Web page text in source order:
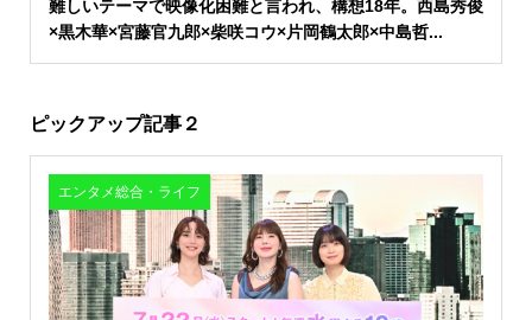
難しいテーマで映像化困難と言われ、構想18年。西島秀俊
×黒木華×宮藤官九郎×柴咲コウ×片岡鶴太郎×中島哲...
ピックアップ記事２
エンタメ総合・ライフ